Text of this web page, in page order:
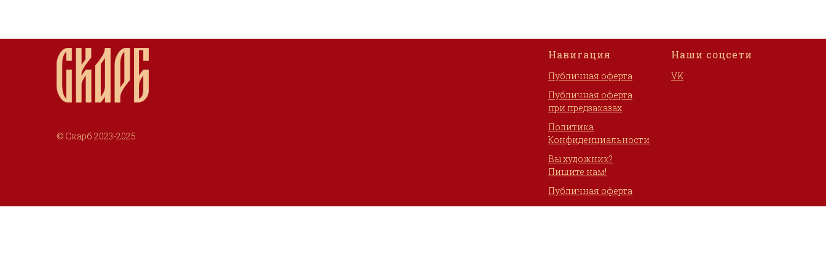
© Скарб 2023-2025
Навигация
Публичная оферта
Публичная оферта
при предзаказах
Политика
Конфиденциальности
Вы художник?
Пишите нам!
Публичная оферта
Наши соцсети
VK